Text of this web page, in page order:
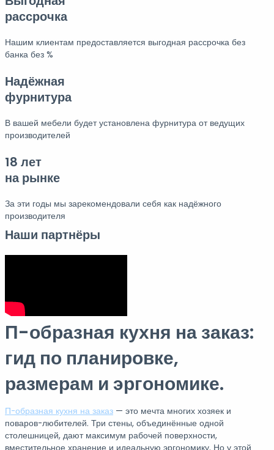
рассрочка
Нашим клиентам предоставляется выгодная рассрочка без
банка без %
Надёжная
фурнитура
В вашей мебели будет установлена фурнитура от ведущих
производителей
18 лет
на рынке
За эти годы мы зарекомендовали себя как надёжного
производителя
Наши партнёры
П-образная кухня на заказ:
гид по планировке,
размерам и эргономике.
П-образная кухня на заказ — это мечта многих хозяек и
поваров-любителей. Три стены, объединённые одной
столешницей, дают максимум рабочей поверхности,
вместительное хранение и идеальную эргономику. Но у этой